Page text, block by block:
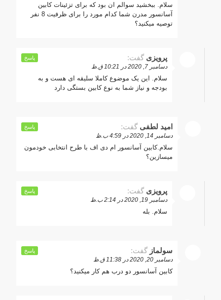
سلام. ببخشید سوالم ان بود که برای تزئینات کابین
آسانسور مدرن شما کدام مورد را برای ظرفیت 8 نفر
توصیه میکنید؟
پرویزی گفت:
دسامبر 7, 2020 در 10:21 ق.ظ
سلام. این یک موضوع کاملا سلیقه ای هست و به
بودجه و نیاز شما به نوع کابین بستگی دارد
پاسخ
امید لطفی گفت:
دسامبر 14, 2020 در 4:59 ب.ظ
سلام.کابین آسانسور ام دی اف با طرح انتخابی خودمون
میسازین؟
پاسخ
پرویزی گفت:
دسامبر 19, 2020 در 2:14 ب.ظ
سلام. بله
پاسخ
سولماز گفت:
دسامبر 20, 2020 در 11:38 ق.ظ
کابین آسانسور دو درب هم کار میکنید؟
پاسخ